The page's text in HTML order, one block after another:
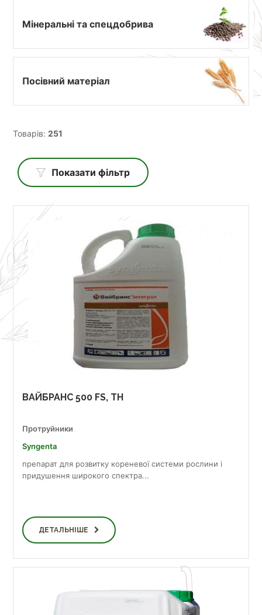
Мінеральні та спецдобрива
Посівний матеріал
Товарів: 251
Показати фільтр
ВАЙБРАНС 500 FS, TH
Протруйники
Syngenta
препарат для розвитку кореневої системи рослини і
придушення широкого спектра...
ДЕТАЛЬНІШЕ